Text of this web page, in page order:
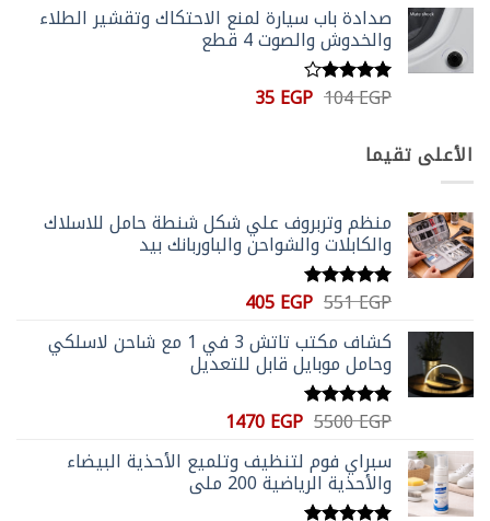
هو:
200 EGP.
هو:
75 EGP.
صدادة باب سيارة لمنع الاحتكاك وتقشير الطلاء
والخدوش والصوت 4 قطع
تم
5
104EGP السعر35EGP السعر
الأعلى تقيما
منظم وتربروف علي شكل شنطة حامل للاسلاك
والكابلات والشواحن والباوربانك بيد
تم التقييم
551EGP السعر
هو:
551 EGP.
405EGP السعر
هو:
405 EGP.
كشاف مكتب تاتش 3 في 1 مع شاحن لاسلكي
وحامل موبايل قابل للتعديل
تم التقييم
5500EGP السعر
هو:
5500 EGP.
1470EGP السعر
هو:
1470 EGP.
سبراي فوم لتنظيف وتلميع الأحذية البيضاء
والأحذية الرياضية 200 ملي